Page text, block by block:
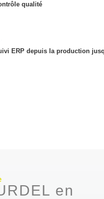
qualité
ERP depuis la production
en